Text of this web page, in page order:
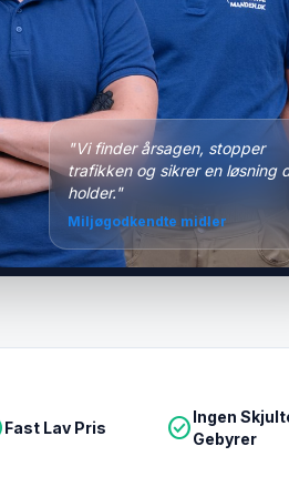
"Vi finder årsagen, stopper
trafikken og sikrer en løsning
holder."
Miljøgodkendte midler
Fast Lav Pris check_circleIngen
Gebyrer